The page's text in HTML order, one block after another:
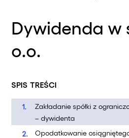
Dywidenda w
o.o.
SPIS TREŚCI
Zakładanie spółki z
– dywidenta
Opodatkowanie